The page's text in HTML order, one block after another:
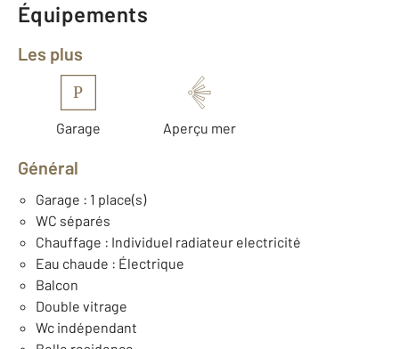
Équipements
Les plus
P
Garage Aperçu mer
Général
Garage : 1 place(s)
WC séparés
Chauffage : Individuel radiateur electricité
Eau chaude : Électrique
Balcon
Double vitrage
Wc indépendant